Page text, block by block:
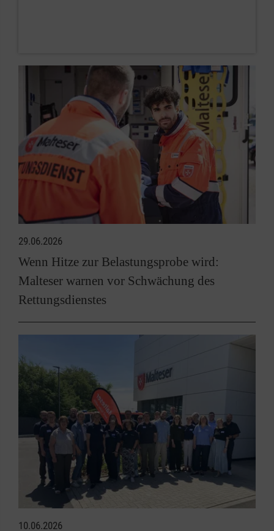
29.06.2026
Wenn Hitze zur Belastungsprobe wird:
Malteser warnen vor Schwächung des
Rettungsdienstes
10.06.2026